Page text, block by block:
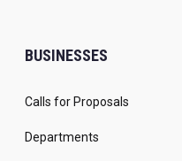
BUSINESSES
Calls for Proposals
Departments